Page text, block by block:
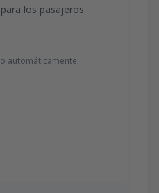
los pasajeros
automáticamente.